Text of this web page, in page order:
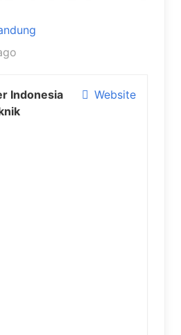
Website
Indonesia